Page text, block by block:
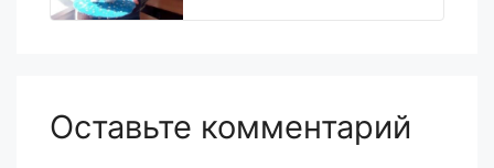
Оставьте комментарий